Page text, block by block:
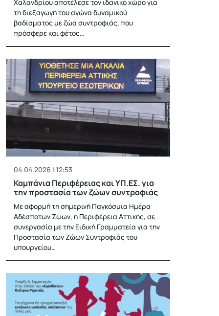
Χαλανδρίου αποτέλεσε τον ιδανικό χώρο για
τη διεξαγωγή του αγώνα δυναμικού
βαδίσματος με ζώα συντροφιάς, που
πρόσφερε και φέτος…
04.04.2026 | 12:53
Καμπάνια Περιφέρειας και ΥΠ.ΕΣ. για
την προστασία των ζώων συντροφιάς
Με αφορμή τη σημερινή Παγκόσμια Ημέρα
Αδέσποτων Ζώων, η Περιφέρεια Αττικής, σε
συνεργασία με την Ειδική Γραμματεία για την
Προστασία των Ζώων Συντροφιάς του
υπουργείου…